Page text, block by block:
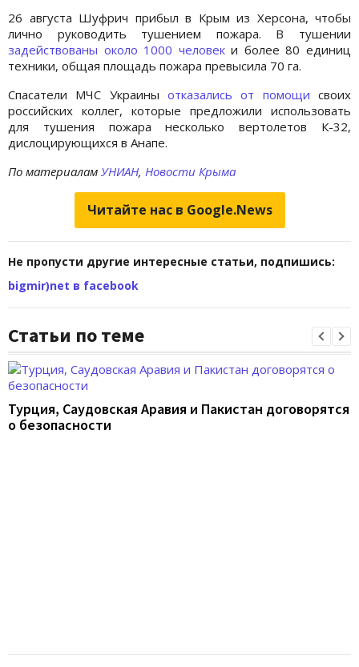
26 августа Шуфрич прибыл в Крым из Херсона, чтобы
лично руководить тушением пожара. В тушении
задействованы около 1000 человеки более 80 единиц
техники, общая площадь пожара превысила 70 га.
Спасатели МЧС Украины отказались от помощи своих
российских коллег, которые предложили использовать
для тушения пожара несколько вертолетов К-32,
дислоцирующихся в Анапе.
По материалам УНИАН, Новости Крыма
Читайте нас в Google.News
Не пропусти другие интересные статьи, подпишись:
bigmir)net в facebook
Статьи по теме
Турция, Саудовская Аравия и Пакистан договорятся
о безопасности